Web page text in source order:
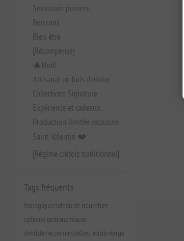
Sélections primées
Boissons
Bien-être
[Récompensé]
🎄Noël
Artisanat en bois d'olivier
Collections Signature
Expérience et cadeaux
Production limitée exclusive
Saint-Valentin ❤️
[Régime crétois traditionnel]
Tags fréquents
biologiquecadeau de nourriture
cadeaux gastronomiques
dentiste recommandéGrec extra vierge